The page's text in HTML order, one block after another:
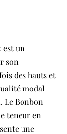
est un
son
des hauts et
modal
Le Bonbon
teneur en
une